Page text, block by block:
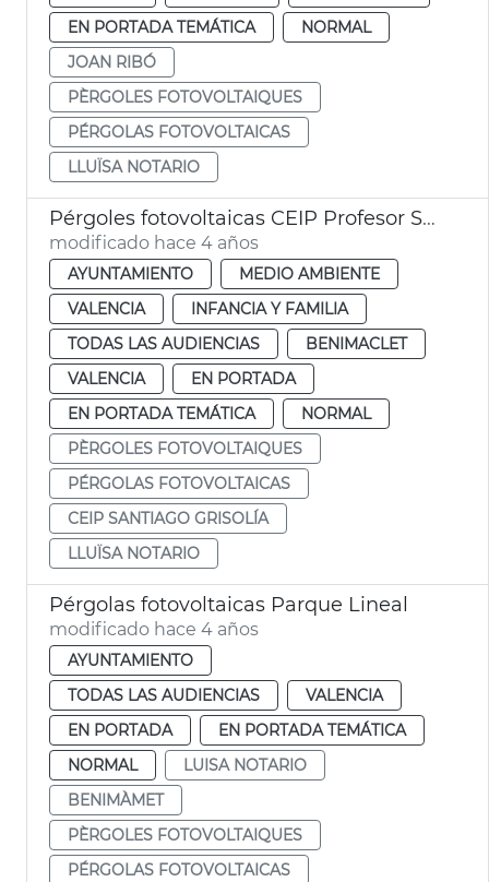
EN PORTADA TEMÁTICA
NORMAL
JOAN RIBÓ
PÈRGOLES FOTOVOLTAIQUES
PÉRGOLAS FOTOVOLTAICAS
LLUÏSA NOTARIO
Pérgoles fotovoltaicas CEIP Profesor Santiago Grisolía
modificado hace 4 años
AYUNTAMIENTO
MEDIO AMBIENTE
VALENCIA
INFANCIA Y FAMILIA
TODAS LAS AUDIENCIAS
BENIMACLET
VALENCIA
EN PORTADA
EN PORTADA TEMÁTICA
NORMAL
PÈRGOLES FOTOVOLTAIQUES
PÉRGOLAS FOTOVOLTAICAS
CEIP SANTIAGO GRISOLÍA
LLUÏSA NOTARIO
Pérgolas fotovoltaicas Parque Lineal
modificado hace 4 años
AYUNTAMIENTO
TODAS LAS AUDIENCIAS
VALENCIA
EN PORTADA
EN PORTADA TEMÁTICA
NORMAL
LUISA NOTARIO
BENIMÀMET
PÈRGOLES FOTOVOLTAIQUES
PÉRGOLAS FOTOVOLTAICAS